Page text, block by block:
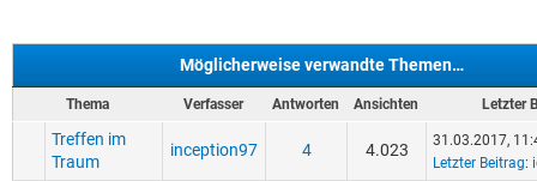
Möglicherweise verwandte Themen…
Thema Verfasser Antworten Ansichten Letzter
Treffen im
Traum
inception97 4 4.023
31.03.2017,
Letzter Beitrag: